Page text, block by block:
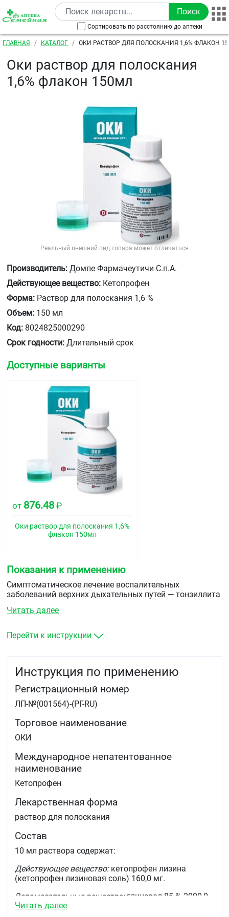
Перейти к основному содержанию
Сортировать по расстоянию до аптеки
Строка навигации
ГЛАВНАЯ КАТАЛОГ ОКИ РАСТВОР ДЛЯ ПОЛОСКАНИЯ 1,6% ФЛАКОН
Оки раствор для полоскания
1,6% флакон 150мл
Реальный внешний вид товара может отличаться
Производитель: Домпе Фармачеутичи С.п.А.
Действующее вещество: Кетопрофен
Форма: Раствор для полоскания 1,6 %
Объем: 150 мл
Код: 8024825000290
Срок годности: Длительный срок
Доступные варианты
от 876.48 ₽
Оки раствор для полоскания 1,6%
флакон 150мл
Показания к применению
Симптоматическое лечение воспалительных
заболеваний верхних дыхательных путей — тонзиллита
заболеваний полости рта — стоматита, гингивита,
пародонтоза в качестве анальгетического средства
Читать далее
Перейти к инструкции
Инструкция по применению
Регистрационный номер
ЛП-№(001564)-(РГ-RU)
Торговое наименование
ОКИ
Международное непатентованное
наименование
Кетопрофен
Лекарственная форма
раствор для полоскания
Состав
10 мл раствора содержат:
Действующее вещество:кетопрофен лизина
(кетопрофен лизиновая соль) 160,0 мг.
Вспомогательные вещества:глицерол 85 % 2000,0
мг, этанол 0,5 мл, метилпарагидроксибензоат 15,0
Читать далее